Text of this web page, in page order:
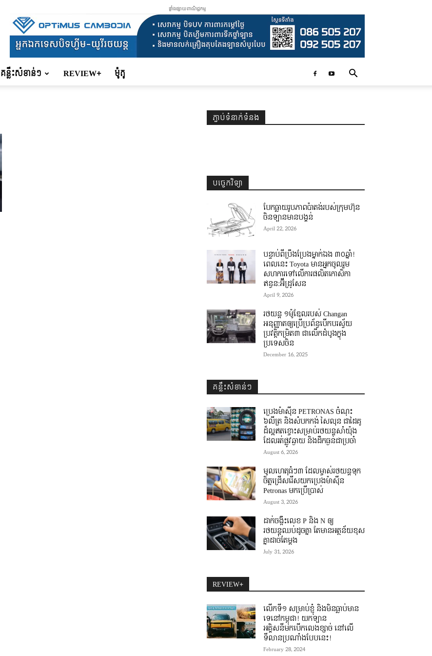
ផ្ទាំងផ្សាយពាណិជ្ជកម្ម
គន្លឹះសំខាន់ៗ REVIEW+ ម៉ូតូ
ភ្ជាប់ទំនាក់ទំនង
បច្ចេកវិទ្យា
បែកធ្លាយរូបភាពប៉ាតង់របស់ក្រុមហ៊ុន
ចិនឡានមានបង្គន់
April 22, 2026
បន្ទាប់ពីប្រឹងប្រែងម្នាក់ឯង ៣០ឆ្នាំ! ​
ពេលនេះ Toyota មានអ្នកចូលរួម
សហការទៅលើការផលិតកោសិកា
ឥន្ធន:អ៊ីដ្រូសែន
April 9, 2026
រថយន្ត ១ម៉ូឌែលរបស់ Changan
អនុញ្ញាតឲ្យប្រើប្រព័ន្ធបើកបរស្វ័យ
ប្រវត្តិកម្រិត៣ ជាលើកដំបូងក្នុង
ប្រទេសចិន
December 16, 2025
គន្លឹះសំខាន់ៗ
ប្រេងម៉ាស៊ីន PETRONAS ចំណុះ
៦លីត្រ និងសំបកកង់ សៃលុន ជាដៃគូ
ដ៏ល្អឥតខ្ចោះសម្រាប់រថយន្តសាំយ៉ុង
ដែលរត់ផ្លូវឆ្ងាយ និងដឹកធ្ងន់ជាប្រចាំ
August 6, 2026
មូលហេតុធំៗ៣ ដែលម្ចាស់រថយន្តទុក
ចិត្តជ្រើសរើសយកប្រេងម៉ាស៊ីន
Petronas មកប្រើប្រាស់
August 3, 2026
ដាក់ចង្កឹះលេខ P និង N ឲ្យ
រថយន្តឈប់ដូចគ្នា តែមានអត្ថន័យខុស
គ្នាដាច់តែម្តង
July 31, 2026
REVIEW+
លើកទី១ សម្រាប់ខ្ញុំ និងមិនធ្លាប់មាន
ទេនៅកម្ពុជា! យកឡាន
អគ្គិសនីមកបើកលេងខ្សាច់ នៅលើ
ទីលានប្រណាំងបែបនេះ!
February 28, 2024